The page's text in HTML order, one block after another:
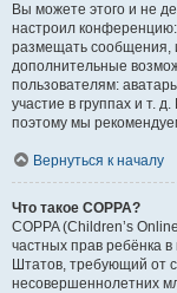
Вы можете этого и не
настроил
размещать сообщения,
дополнительные
пользователям:
участие в группах и т.
поэтому мы
Вернуться к началу
Что такое COPPA?
COPPA (Children’s
частных прав ребёнка
Штатов, требующий от
несовершеннолетних